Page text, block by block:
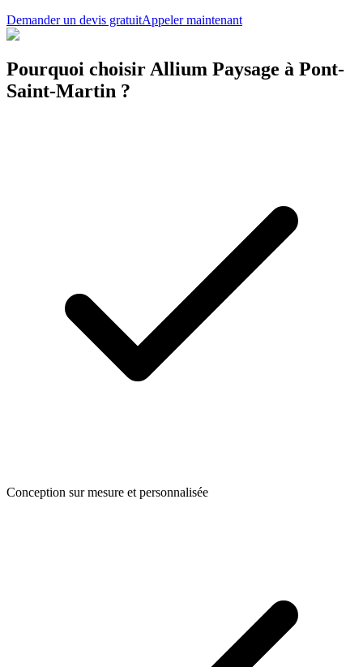
Demander un devis gratuitAppeler maintenant
Pourquoi choisir Allium Paysage à Pont-
Saint-Martin ?
Conception sur mesure et personnalisée